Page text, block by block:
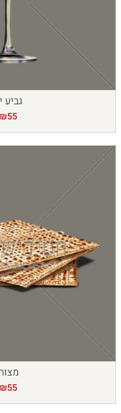
גביע
₪55
₪55